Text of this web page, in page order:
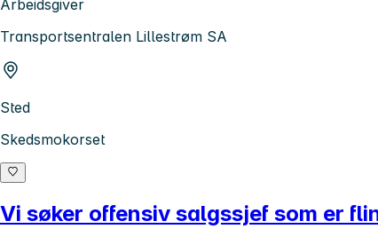
Arbeidsgiver
Transportsentralen Lillestrøm SA
Sted
Skedsmokorset
Vi søker offensiv salgssjef som er